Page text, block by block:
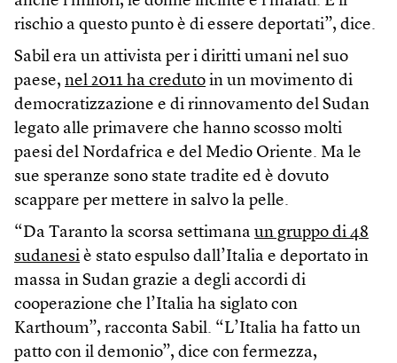
rischio a questo punto è di essere deportati”, dice.
Sabil era un attivista per i diritti umani nel suo
paese, nel 2011 ha creduto in un movimento di
democratizzazione e di rinnovamento del Sudan
legato alle primavere che hanno scosso molti
paesi del Nordafrica e del Medio Oriente. Ma le
sue speranze sono state tradite ed è dovuto
scappare per mettere in salvo la pelle.
“Da Taranto la scorsa settimana un gruppo di 48
sudanesi è stato espulso dall’Italia e deportato in
massa in Sudan grazie a degli accordi di
cooperazione che l’Italia ha siglato con
Karthoum”, racconta Sabil. “L’Italia ha fatto un
patto con il demonio”, dice con fermezza,